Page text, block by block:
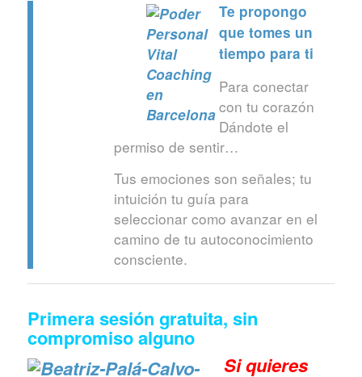
Te propongo
que tomes un
tiempo para ti
Para conectar
con tu corazón
Dándote el
permiso de sentir…
Tus emociones son señales; tu
intuición tu guía para
seleccionar como avanzar en el
camino de tu autoconocimiento
consciente.
Primera sesión gratuita, sin
compromiso alguno
Si quieres